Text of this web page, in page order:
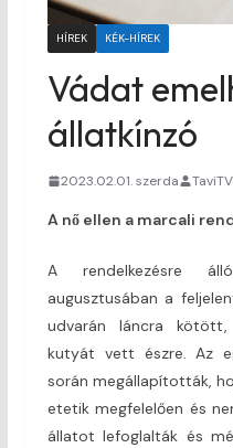
HÍREK KÉK-HÍREK
Vádat
állatkínzó
2023.02.01. szerda TaviTV
A nő ellen a marcali
A rendelkezésre
augusztusában a
udvarán láncra
kutyát vett észre. Az
során megállapították,
etetik megfelelően és
állatot lefoglalták és